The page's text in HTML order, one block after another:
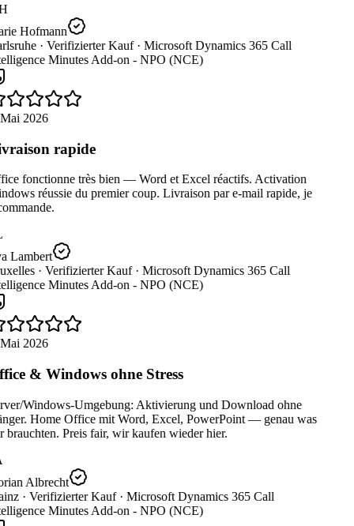
Hofmann
· Verifizierter Kauf · Microsoft Dynamics 365 Call
Minutes Add-on - NPO (NCE)
2026
rapide
fonctionne très bien — Word et Excel réactifs. Activation
réussie du premier coup. Livraison par e-mail rapide, je
Lambert
· Verifizierter Kauf · Microsoft Dynamics 365 Call
Minutes Add-on - NPO (NCE)
2026
& Windows ohne Stress
Windows-Umgebung: Aktivierung und Download ohne
Home Office mit Word, Excel, PowerPoint — genau was
Preis fair, wir kaufen wieder hier.
Albrecht
· Verifizierter Kauf · Microsoft Dynamics 365 Call
Minutes Add-on - NPO (NCE)